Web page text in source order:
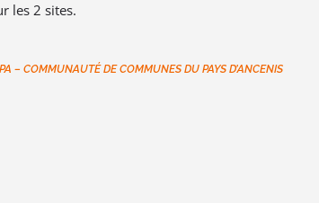
les 2 sites.
– COMMUNAUTÉ DE COMMUNES DU PAYS D’ANCENIS